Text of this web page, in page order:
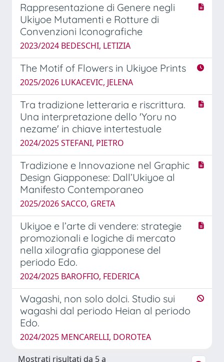
Rappresentazione di Genere negli
Ukiyoe Mutamenti e Rotture di
Convenzioni Iconografiche
2023/2024 BEDESCHI, LETIZIA
The Motif of Flowers in Ukiyoe Prints
2025/2026 LUKACEVIC, JELENA
Tra tradizione letteraria e riscrittura.
Una interpretazione dello 'Yoru no
nezame' in chiave intertestuale
2024/2025 STEFANI, PIETRO
Tradizione e Innovazione nel Graphic
Design Giapponese: Dall’Ukiyoe al
Manifesto Contemporaneo
2025/2026 SACCO, GRETA
Ukiyoe e l’arte di vendere: strategie
promozionali e logiche di mercato
nella xilografia giapponese del
periodo Edo.
2024/2025 BAROFFIO, FEDERICA
Wagashi, non solo dolci. Studio sui
wagashi dal periodo Heian al periodo
Edo.
2024/2025 MENCARELLI, DOROTEA
Mostrati risultati da 5 a